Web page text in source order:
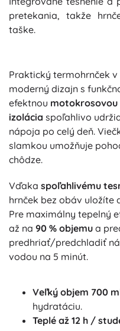
pretekania, takže
taške.
Praktický termohrnček
moderný dizajn s
efektnou
izolácia spoľahlivo
nápoja po celý deň.
slamkou umožňuje
chôdze.
Vďaka spoľahlivému
hrnček bez obáv uložíte
Pre maximálny tepelný
až na 90 % objemu a
predhriať/predchladiť
vodou na 5 minút.
Veľký objem 700
hydratáciu.
Teplé až 12 h /